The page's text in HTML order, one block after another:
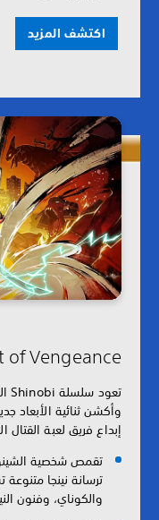
اكتشف المزيد
of Vengeance
وأكشن ثنائية الأبعاد
إبداع فريق لعبة القتال
ترسانة نينجا
والكوناي، وفنون